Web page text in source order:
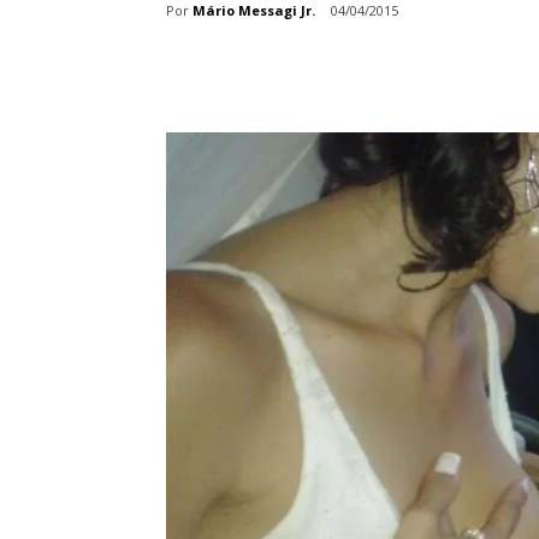
Por Mário Messagi Jr. 04/04/2015